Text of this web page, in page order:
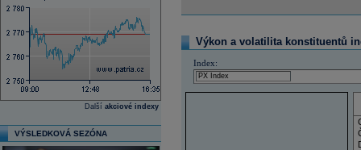
Další akciové indexy
VÝSLEDKOVÁ SEZÓNA
Výkon a volatilita konstituentů
Index: